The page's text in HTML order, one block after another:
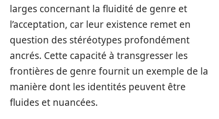
larges concernant la fluidité de genre et
l’acceptation, car leur existence remet en
question des stéréotypes profondément
ancrés. Cette capacité à transgresser les
frontières de genre fournit un exemple de la
manière dont les identités peuvent être
fluides et nuancées.